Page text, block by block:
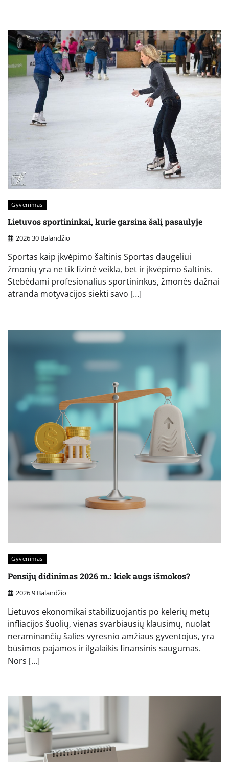
Gyvenimas
Lietuvos sportininkai, kurie garsina šalį pasaulyje
2026 30 Balandžio
Sportas kaip įkvėpimo šaltinis Sportas daugeliui
žmonių yra ne tik fizinė veikla, bet ir įkvėpimo šaltinis.
Stebėdami profesionalius sportininkus, žmonės dažnai
atranda motyvacijos siekti savo […]
Gyvenimas
Pensijų didinimas 2026 m.: kiek augs išmokos?
2026 9 Balandžio
Lietuvos ekonomikai stabilizuojantis po kelerių metų
infliacijos šuolių, vienas svarbiausių klausimų, nuolat
neraminančių šalies vyresnio amžiaus gyventojus, yra
būsimos pajamos ir ilgalaikis finansinis saugumas.
Nors […]